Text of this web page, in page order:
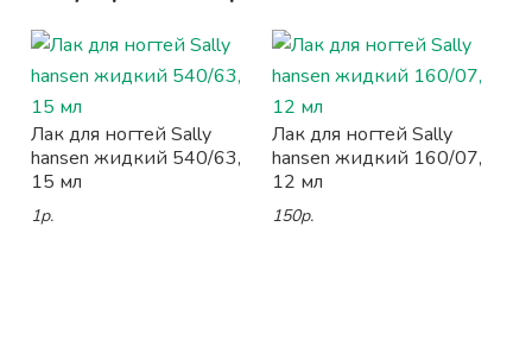
Лак для ногтей Sally
hansen жидкий 540/63,
15 мл
1р.
Лак для ногтей Sally
hansen жидкий 160/07,
12 мл
150р.